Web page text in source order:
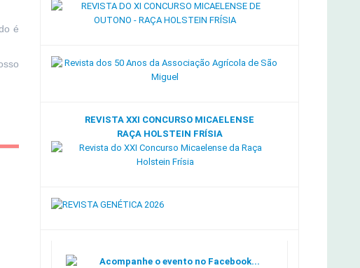
é
REVISTA XXI CONCURSO MICAELENSE
RAÇA HOLSTEIN FRÍSIA
Acompanhe o evento no Facebook...